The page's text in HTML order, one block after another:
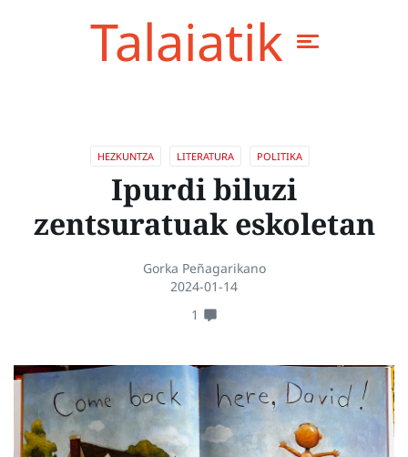
Talaiatik
HEZKUNTZA LITERATURA POLITIKA
Ipurdi biluzi
zentsuratuak eskoletan
Gorka Peñagarikano
2024-01-14
1